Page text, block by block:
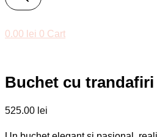
0.00 lei 0 Cart
Buchet cu
525.00 lei